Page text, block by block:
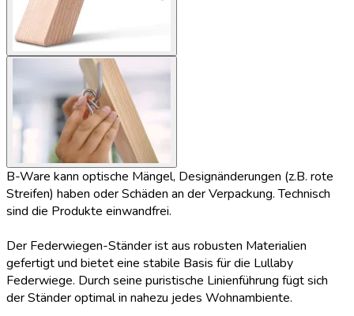
B-Ware kann optische Mängel, Designänderungen (z.B. rote
Streifen) haben oder Schäden an der Verpackung. Technisch
sind die Produkte einwandfrei.
Der Federwiegen-Ständer ist aus robusten Materialien
gefertigt und bietet eine stabile Basis für die Lullaby
Federwiege. Durch seine puristische Linienführung fügt sich
der Ständer optimal in nahezu jedes Wohnambiente.